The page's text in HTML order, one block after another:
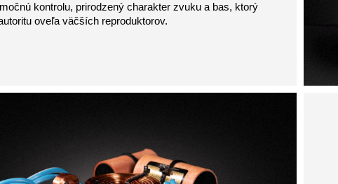
kontrolu, prirodzený charakter zvuku a bas, ktorý
oveľa väčších reproduktorov.